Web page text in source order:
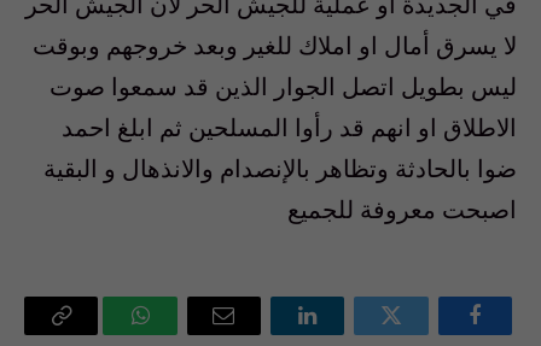
لا يسرق أمال او املاك للغير وبعد خروجهم وبوقت
ليس بطويل اتصل الجوار الذين قد سمعوا صوت
الاطلاق او انهم قد رأوا المسلحين ثم ابلغ احمد
ضوا بالحادثة وتظاهر بالإنصدام والانذهال و البقية
اصبحت معروفة للجميع
فيسبوك تويتر لينكدإن البريد واتساب Copy